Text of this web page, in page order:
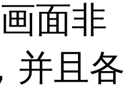
面非
并且各